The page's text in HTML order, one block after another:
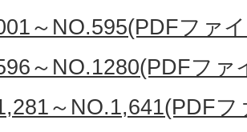
～NO.595(PDFファ
～NO.1280(PDFファ
～NO.1,641(PDF